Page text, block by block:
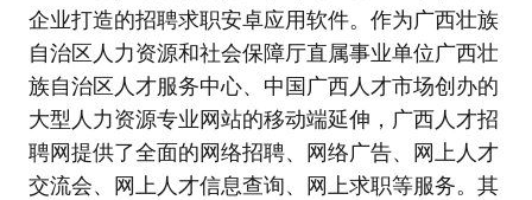
企业打造的招聘求职安卓应用软件。作为广西壮族
自治区人力资源和社会保障厅直属事业单位广西壮
族自治区人才服务中心、中国广西人才市场创办的
大型人力资源专业网站的移动端延伸，广西人才招
聘网提供了全面的网络招聘、网络广告、网上人才
交流会、网上人才信息查询、网上求职等服务。其